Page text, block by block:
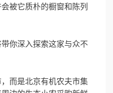
被它质朴的橱窗和陈列
你深入探索这家与众不
而是北京有机农夫市集